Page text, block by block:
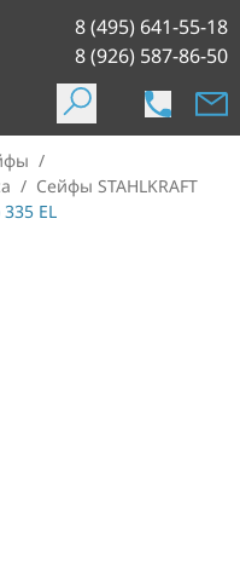
8 (495) 641-55-18
8 (926) 587-86-50
/
/ Сейфы STAHLKRAFT
EL